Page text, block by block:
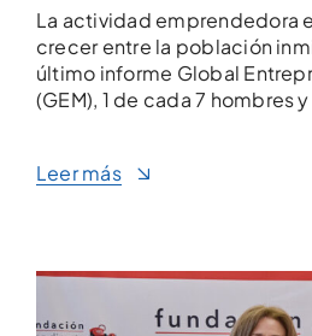
La actividad emprendedora
crecer entre la población
último informe Global
(GEM), 1 de cada 7 hombres
Leer más